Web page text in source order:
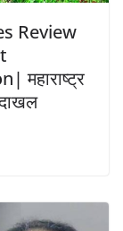
Review
महाराष्ट्र
दाखल